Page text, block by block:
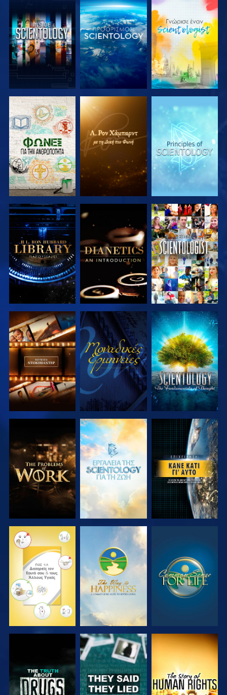
ΕΞΕΡΕΥΝΗΣΤΕ
ΤΗ ΣΕΙΡΑ
ΕΞΕΡΕΥΝΗΣΤΕ
ΤΗ ΣΕΙΡΑ
ΕΞΕΡΕΥΝΗΣΤΕ
ΤΗ ΣΕΙΡΑ
ΕΞΕΡΕΥΝΗΣΤΕ
ΤΗ ΣΕΙΡΑ
ΕΞΕΡΕΥΝΗΣΤΕ
ΤΗ ΣΕΙΡΑ
ΠΑΡΑΚΟΛΟΥΘΗΣΤΕ
ΕΞΕΡΕΥΝΗΣΤΕ
ΤΗ ΣΕΙΡΑ
ΠΑΡΑΚΟΛΟΥΘΗΣΤΕ
ΕΞΕΡΕΥΝΗΣΤΕ
ΤΗ ΣΕΙΡΑ
ΕΞΕΡΕΥΝΗΣΤΕ
ΤΗ ΣΕΙΡΑ
ΕΞΕΡΕΥΝΗΣΤΕ
ΤΗ ΣΕΙΡΑ
ΠΑΡΑΚΟΛΟΥΘΗΣΤΕ
ΠΑΡΑΚΟΛΟΥΘΗΣΤΕ ΠΑΡΑΚΟΛΟΥΘΗΣΤΕ ΠΑΡΑΚΟΛΟΥΘΗΣΤΕ
ΠΑΡΑΚΟΛΟΥΘΗΣΤΕ ΠΑΡΑΚΟΛΟΥΘΗΣΤΕ ΠΑΡΑΚΟΛΟΥΘΗΣΤΕ